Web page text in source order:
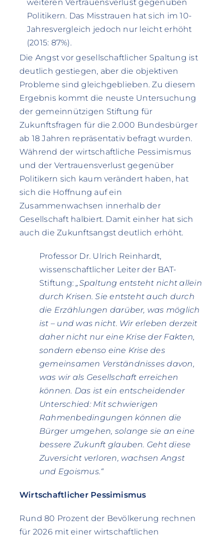
weiteren Vertrauensverlust gegenüben
Politikern. Das Misstrauen hat sich im 10-
Jahresvergleich jedoch nur leicht erhöht
(2015: 87%).
Die Angst vor gesellschaftlicher Spaltung ist
deutlich gestiegen, aber die objektiven
Probleme sind gleichgeblieben. Zu diesem
Ergebnis kommt die neuste Untersuchung
der gemeinnützigen Stiftung für
Zukunftsfragen für die 2.000 Bundesbürger
ab 18 Jahren repräsentativ befragt wurden.
Während der wirtschaftliche Pessimismus
und der Vertrauensverlust gegenüber
Politikern sich kaum verändert haben, hat
sich die Hoffnung auf ein
Zusammenwachsen innerhalb der
Gesellschaft halbiert. Damit einher hat sich
auch die Zukunftsangst deutlich erhöht.
Professor Dr. Ulrich Reinhardt,
wissenschaftlicher Leiter der BAT-
Stiftung:„Spaltung entsteht nicht allein
durch Krisen. Sie entsteht auch durch
die Erzählungen darüber, was möglich
ist – und was nicht. Wir erleben derzeit
daher nicht nur eine Krise der Fakten,
sondern ebenso eine Krise des
gemeinsamen Verständnisses davon,
was wir als Gesellschaft erreichen
können. Das ist ein entscheidender
Unterschied: Mit schwierigen
Rahmenbedingungen können die
Bürger umgehen, solange sie an eine
bessere Zukunft glauben. Geht diese
Zuversicht verloren, wachsen Angst
und Egoismus.“
Wirtschaftlicher Pessimismus
Rund 80 Prozent der Bevölkerung rechnen
für 2026 mit einer wirtschaftlichen